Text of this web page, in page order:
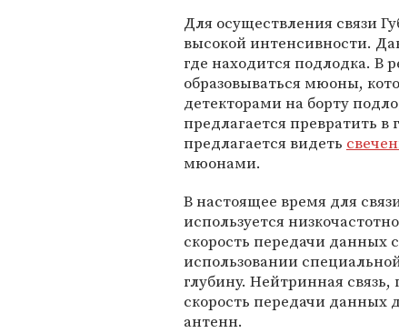
Для осуществления связи
высокой интенсивности.
где находится подлодка. В
образовываться мюоны,
детекторами на борту
предлагается превратить в
предлагается видеть
мюонами.
В настоящее время для
используется
скорость передачи данных
использовании
глубину. Нейтринная
скорость передачи данных
антенн.